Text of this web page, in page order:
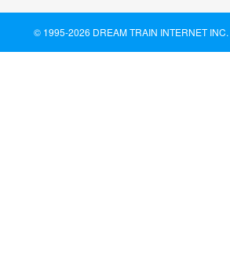
© 1995-2026 DREAM TRAIN INTERNET